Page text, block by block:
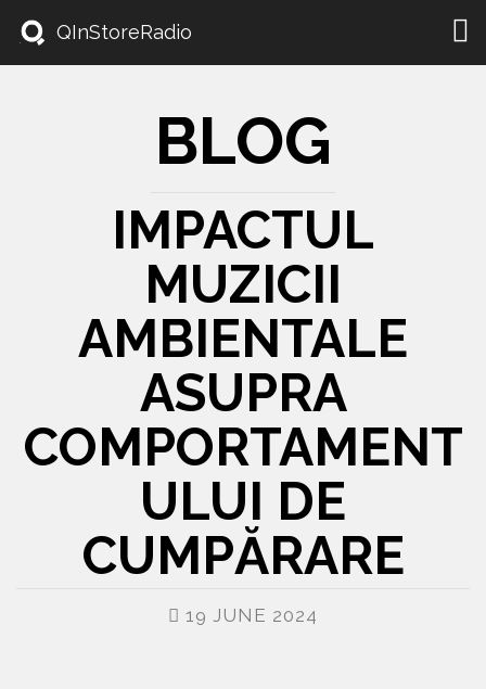
QInStoreRadio
BLOG
IMPACTUL
MUZICII
AMBIENTALE
ASUPRA
COMPORTAMENT
ULUI DE
CUMPĂRARE
19 JUNE 2024